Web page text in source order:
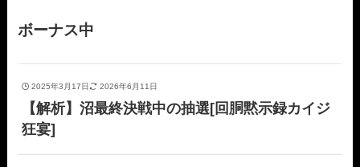
ボーナス中
2025年3月17日 2026年6月11日
【解析】沼最終決戦中の抽選[回胴黙示録カイジ
狂宴]